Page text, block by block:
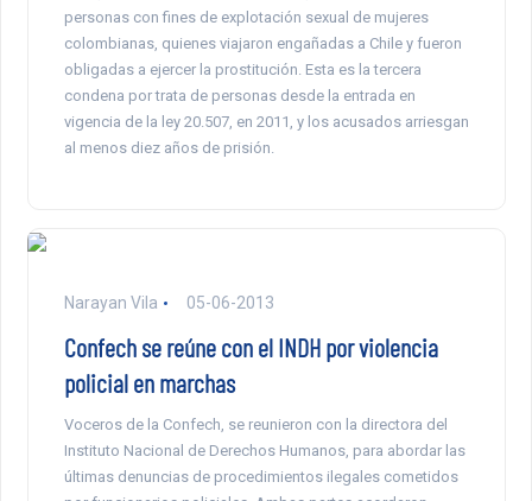
personas con fines de explotación sexual de mujeres
colombianas, quienes viajaron engañadas a Chile y fueron
obligadas a ejercer la prostitución. Esta es la tercera
condena por trata de personas desde la entrada en
vigencia de la ley 20.507, en 2011, y los acusados arriesgan
al menos diez años de prisión.
Narayan Vila 05-06-2013
Confech se reúne con el INDH por violencia
policial en marchas
Voceros de la Confech, se reunieron con la directora del
Instituto Nacional de Derechos Humanos, para abordar las
últimas denuncias de procedimientos ilegales cometidos